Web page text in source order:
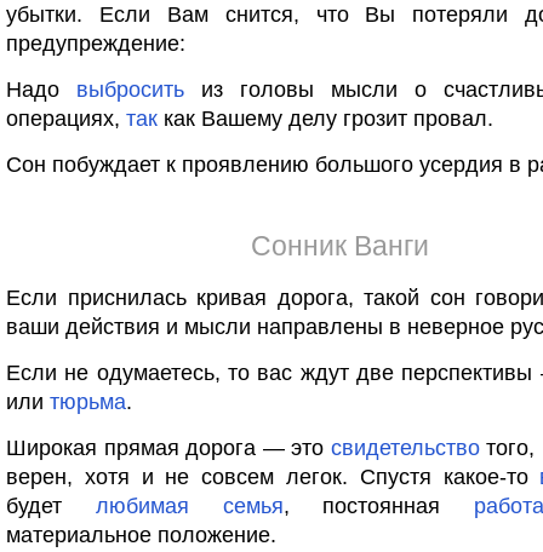
убытки. Если Вам снится, что Вы потеряли
предупреждение:
Надо выбросить из головы мысли о
операциях, так как Вашему делу грозит провал.
Сон побуждает к проявлению большого усердия в
Сонник Ванги
Если приснилась кривая дорога, такой сон
ваши действия и мысли направлены в неверное
Если не одумаетесь, то вас ждут две
или тюрьма.
Широкая прямая дорога — это свидетельство
верен, хотя и не совсем легок. Спустя какое-то
будет любимая семья, постоянная
материальное положение.